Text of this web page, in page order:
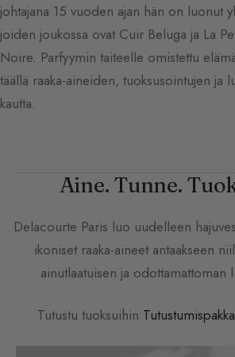
johtajana 15 vuoden ajan hän on luonut
joiden joukossa ovat Cuir Beluga ja La
Noire. Parfyymin taiteelle omistettu
täällä raaka-aineiden, tuoksusointujen ja
kautta.
Aine. Tunne.
Delacourte Paris luo uudelleen
ikoniset raaka-aineet antaakseen
ainutlaatuisen ja odottamattoman
Tutustu tuoksuihin